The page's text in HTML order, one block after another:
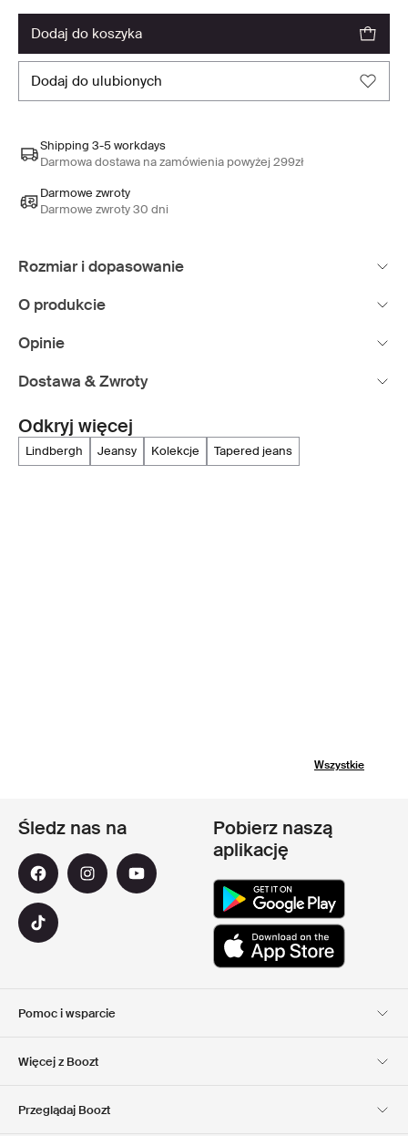
dodaj do koszyka
dodaj do ulubionych
Shipping 3-5 workdays
Darmowa dostawa na zamówienia powyżej 299zł
Darmowe zwroty
Darmowe zwroty 30 dni
Rozmiar i dopasowanie
O produkcie
Opinie
Dostawa & Zwroty
Odkryj więcej
lindbergh jeansy kolekcje tapered jeans
Wszystkie
Pomoc i wsparcie
Więcej z Boozt
Przeglądaj Boozt
Śledz nas na
Pobierz naszą
aplikację